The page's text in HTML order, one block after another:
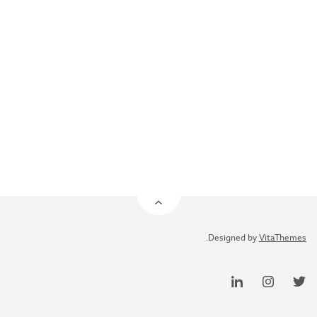
Designed byVitaThemes
.